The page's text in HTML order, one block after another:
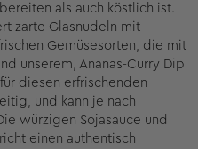
als auch köstlich ist.
zarte Glasnudeln mit
Gemüsesorten, die mit
unserem, Ananas-Curry Dip
diesen erfrischenden
und kann je nach
würzigen Sojasauce und
einen authentisch